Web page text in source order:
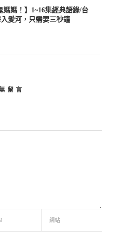
媽媽！】1~16集經典語錄/台
愛河，只需要三秒鐘
留言